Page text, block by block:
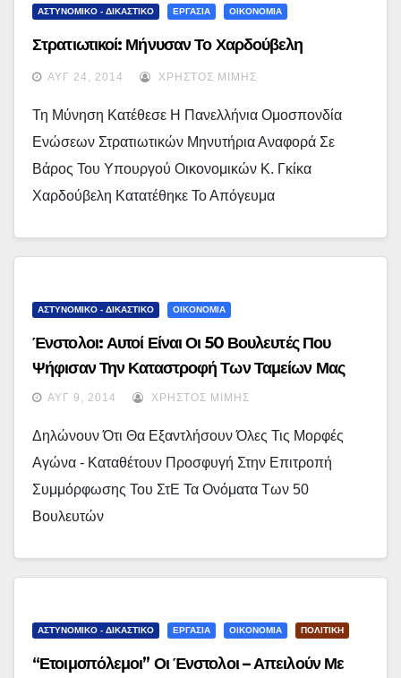
ΑΣΤΥΝΟΜΙΚΟ - ΔΙΚΑΣΤΙΚΟ ΕΡΓΑΣΙΑ ΟΙΚΟΝΟΜΙΑ
Στρατιωτικοί: Μήνυσαν Το Χαρδούβελη
ΑΥΓ 24, 2014 ΧΡΉΣΤΟΣ ΜΊΜΗΣ
Τη Μύνηση Κατέθεσε Η Πανελλήνια Ομοσπονδία
Ενώσεων Στρατιωτικών Μηνυτήρια Αναφορά Σε
Βάρος Του Υπουργού Οικονομικών Κ. Γκίκα
Χαρδούβελη Κατατέθηκε Το Απόγευμα
ΑΣΤΥΝΟΜΙΚΟ - ΔΙΚΑΣΤΙΚΟ ΟΙΚΟΝΟΜΙΑ
Ένστολοι: Αυτοί Είναι Οι 50 Βουλευτές Που
Ψήφισαν Την Καταστροφή Των Ταμείων Μας
ΑΥΓ 9, 2014 ΧΡΉΣΤΟΣ ΜΊΜΗΣ
Δηλώνουν Ότι Θα Εξαντλήσουν Όλες Τις Μορφές
Αγώνα - Καταθέτουν Προσφυγή Στην Επιτροπή
Συμμόρφωσης Του ΣτΕ Τα Ονόματα Των 50
Βουλευτών
ΑΣΤΥΝΟΜΙΚΟ - ΔΙΚΑΣΤΙΚΟ ΕΡΓΑΣΙΑ ΟΙΚΟΝΟΜΙΑ ΠΟΛΙΤΙΚΗ
“Ετοιμοπόλεμοι” Οι Ένστολοι – Απειλούν Με